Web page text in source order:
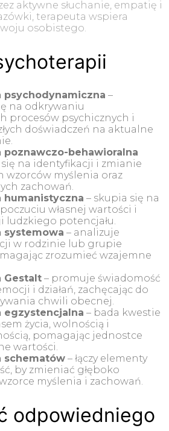
aktywne słuchanie, empatię i
terapeuta wspiera
osobistego.
psychodynamiczna –
na odkrywaniu
procesów psychicznych i
doświadczeń na aktualne
poznawczo-behawioralna
na identyfikacji i zmianie
wzorców myślenia oraz
zachowań.
humanistyczna – skupia się na
własnej wartości i
ludzkiego potencjału.
systemowa – analizuje
w rodzinie lub grupie
zrozumieć wzajemne
Gestalt – promuje świadomość
i działań, zachęcając do
chwili obecnej.
egzystencjalna – bada kwestie
życia, wolnością i
pomagając jednostce
wartości.
schematów – łączy elementy
by zmieniać głęboko
myślenia i zachowań.
odpowiedniego